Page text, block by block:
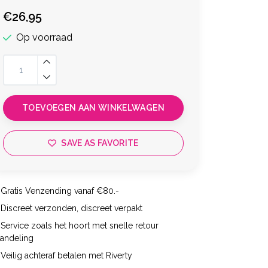
€26,95
Op voorraad
TOEVOEGEN AAN WINKELWAGEN
SAVE AS FAVORITE
Gratis Venzending vanaf €80.-
Discreet verzonden, discreet verpakt
Service zoals het hoort met snelle retour
Veilig achteraf betalen met Riverty